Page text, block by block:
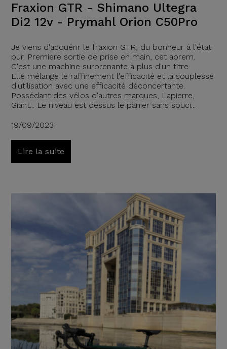
Fraxion GTR - Shimano Ultegra
Di2 12v - Prymahl Orion C50Pro
Je viens d'acquérir le fraxion GTR, du bonheur à l'état
pur. Premiere sortie de prise en main, cet aprem.
C'est une machine surprenante à plus d'un titre.
Elle mélange le raffinement l'efficacité et la souplesse
d'utilisation avec une efficacité déconcertante.
Possédant des vélos d'autres marques, Lapierre,
Giant... Le niveau est dessus le panier sans souci...
19/09/2023
Lire la suite